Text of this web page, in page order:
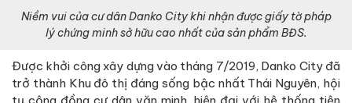
Niềm vui của cư dân Danko Citykhi nhận được giấy tờ pháp
lý chứng minh sở hữu cao nhất của sản phẩm BĐS.
Được khởi công xây dựng vào tháng 7/2019, Danko City đã
trở thành Khu đô thị đáng sống bậc nhất Thái Nguyên, hội